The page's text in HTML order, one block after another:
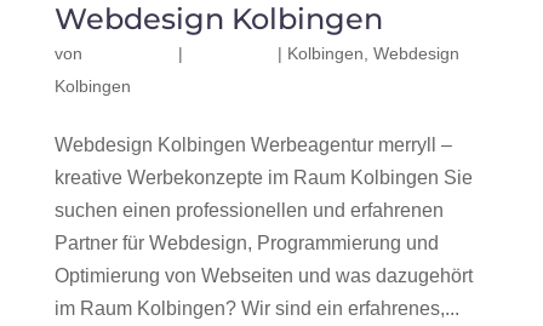
Webdesign Kolbingen
von | | Kolbingen Webdesign
Kolbingen
Webdesign Kolbingen Werbeagentur merryll –
kreative Werbekonzepte im Raum Kolbingen Sie
suchen einen professionellen und erfahrenen
Partner für Webdesign, Programmierung und
Optimierung von Webseiten und was dazugehört
im Raum Kolbingen? Wir sind ein erfahrenes,...